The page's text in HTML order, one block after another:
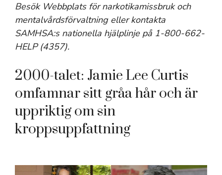
Besök Webbplats för narkotikamissbruk och
mentalvårdsförvaltning eller kontakta
SAMHSA:s nationella hjälplinje på 1-800-662-
HELP (4357).
2000-talet: Jamie Lee Curtis
omfamnar sitt gråa hår och är
uppriktig om sin
kroppsuppfattning